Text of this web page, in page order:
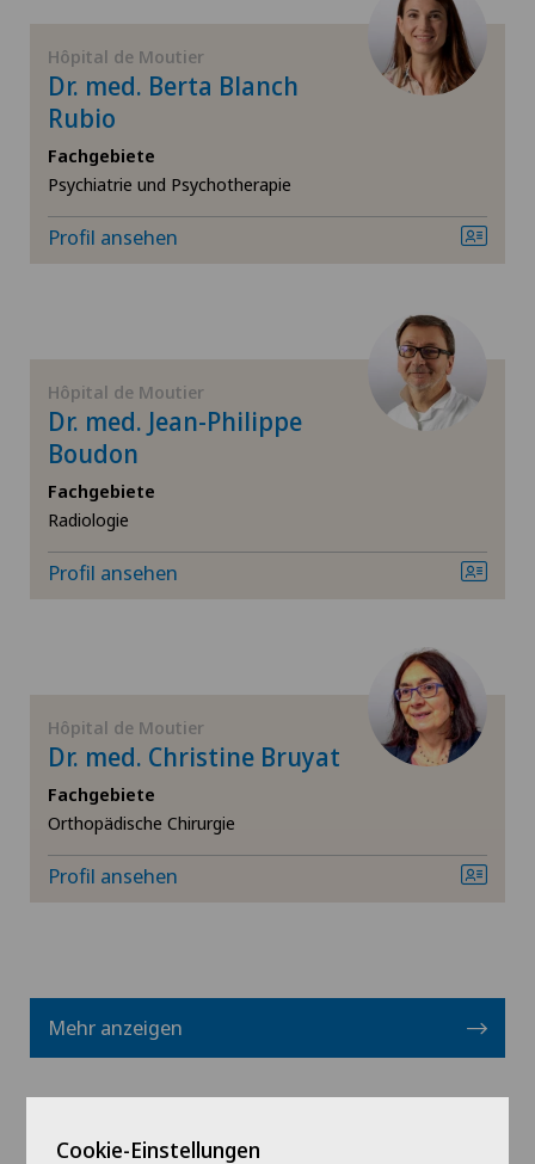
Pädiatrie
Pädiatrische Chirurgie
Physikalische- und Rehabilitationsmedizin
Psychiatrie und Psychotherapie von
Suchtkrankheiten
Radiologie
Rheumatologie
Schilddrüsenchirurgie (Endokrine Chirurgie)
Thoraxchirurgie
VELYS™
Viszeralchirurgie
Hôpital de Moutier
Dr. med. Berta Blanch
Rubio
Fachgebiete
Psychiatrie und Psychotherapie
Profil ansehen
Hôpital de Moutier
Dr. med. Jean-Philippe
Boudon
Fachgebiete
Radiologie
Profil ansehen
Hôpital de Moutier
Dr. med. Christine Bruyat
Fachgebiete
Orthopädische Chirurgie
Profil ansehen
Mehr anzeigen
Cookie-Einstellungen